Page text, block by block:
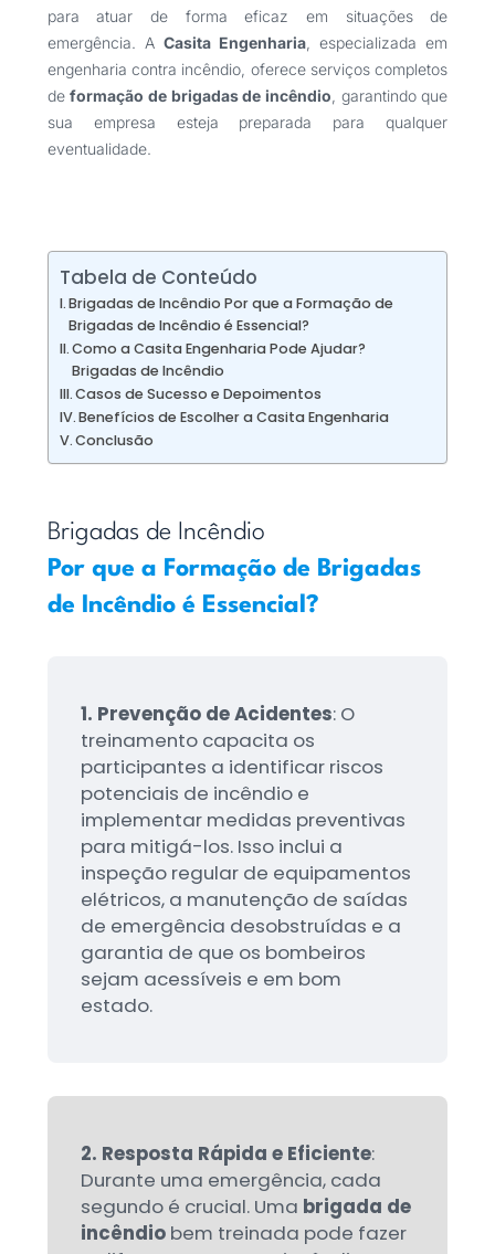
para atuar de forma eficaz em situações de
emergência. A Casita Engenharia , especializada em
engenharia contra incêndio, oferece serviços completos
deformação de brigadas de incêndio , garantindo que
sua empresa esteja preparada para qualquer
eventualidade.
Tabela de Conteúdo
Brigadas de Incêndio Por que a Formação de
Brigadas de Incêndio é Essencial?
Como a Casita Engenharia Pode Ajudar?
Brigadas de Incêndio
Casos de Sucesso e Depoimentos
Benefícios de Escolher a Casita Engenharia
Conclusão
Brigadas de Incêndio
Por que a Formação de Brigadas
de Incêndio é Essencial?
1. Prevenção de Acidentes: O
treinamento capacita os
participantes a identificar riscos
potenciais de incêndio e
implementar medidas preventivas
para mitigá-los. Isso inclui a
inspeção regular de equipamentos
elétricos, a manutenção de saídas
de emergência desobstruídas e a
garantia de que os bombeiros
sejam acessíveis e em bom
estado.
2. Resposta Rápida e Eficiente:
Durante uma emergência, cada
segundo é crucial. Uma brigada de
incêndiobem treinada pode fazer